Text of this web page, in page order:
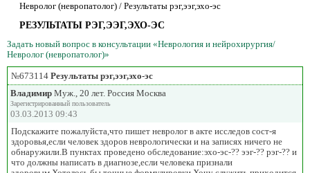
Невролог (невропатолог) / Результаты рэг,ээг,эхо-эс
РЕЗУЛЬТАТЫ РЭГ,ЭЭГ,ЭХО-ЭС
Задать новый вопрос в консультации «Неврология и нейрохирургия/
Невролог (невропатолог)»
№673114 Результаты рэг,ээг,эхо-эс
Владимир Муж., 20 лет. Россия Москва
Зарегистрированный пользователь
03.03.2013 09:43
Подскажите пожалуйста,что пишет невролог в акте исследов сост-я
здоровья,если человек здоров неврологически и на записях ничего не
обнаружили.В пунктах проведено обследование:эхо-эс-?? ээг-?? рэг-?? и
что должны написать в диагнозе,если человека признали